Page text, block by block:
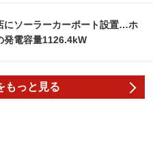
にソーラーカーポート設置…ホ
発電容量1126.4kW
もっと見る